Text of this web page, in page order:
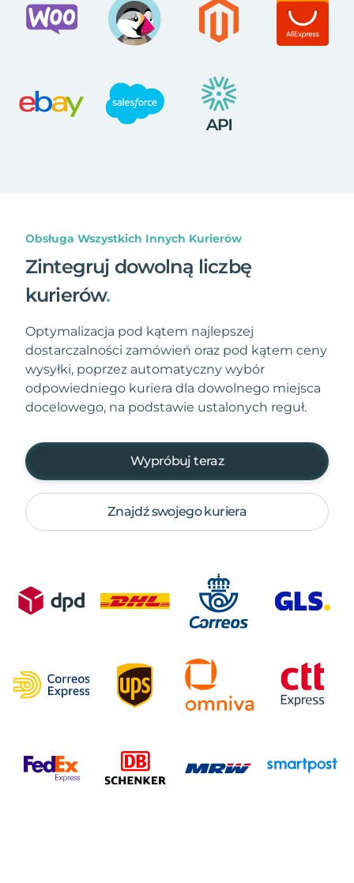
Obsługa Wszystkich Innych Kurierów
Zintegruj dowolną liczbę
kurierów.
Optymalizacja pod kątem najlepszej
dostarczalności zamówień oraz pod kątem ceny
wysyłki, poprzez automatyczny wybór
odpowiedniego kuriera dla dowolnego miejsca
docelowego, na podstawie ustalonych reguł.
Wypróbuj teraz
Znajdź swojego kuriera